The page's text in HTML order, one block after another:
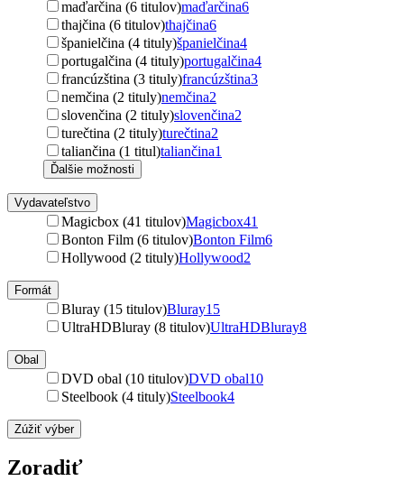
maďarčina (6 titulov)maďarčina6
thajčina (6 titulov)thajčina6
španielčina (4 tituly)španielčina4
portugalčina (4 tituly)portugalčina4
francúzština (3 tituly)francúzština3
nemčina (2 tituly)nemčina2
slovenčina (2 tituly)slovenčina2
turečtina (2 tituly)turečtina2
taliančina (1 titul)taliančina1
Ďalšie možnosti
Vydavateľstvo
Magicbox (41 titulov)Magicbox41
Bonton Film (6 titulov)Bonton Film6
Hollywood (2 tituly)Hollywood2
Formát
Bluray (15 titulov)Bluray15
UltraHDBluray (8 titulov)UltraHDBluray8
Obal
DVD obal (10 titulov)DVD obal10
Steelbook (4 tituly)Steelbook4
Zúžiť výber
Zoradiť